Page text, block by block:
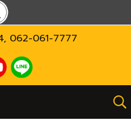
, 062-061-7777